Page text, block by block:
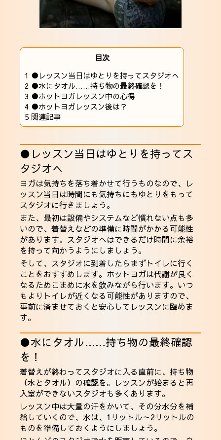
目次
1 ●レッスン当日はゆとりを持ってスタジオへ
2 ●水にタオル……持ち物の最終確認を！
3 ●ホットヨガレッスン中の心得
4 ●ホットヨガレッスン後は？
5 関連記事
●レッスン当日はゆとりを持ってス
タジオへ
ヨガは気持ちを落ち着かせて行うものなので、レ
ッスン当日は時間にも気持ちにもゆとりをもって
スタジオに行きましょう。
また、最初は設備やシステムなど慣れない点も多
いので、着替えなどの準備に時間がかかる可能性
があります。スタジオへはできるだけ時間に余裕
を持って向かうようにしましょう。
そして、スタジオに到着したらまずトイレに行く
ことをおすすめします。ホットヨガは代謝が良く
なるためこまめに水を飲みながら行います。いつ
もよりトイレが近くなる可能性がありますので、
事前に済ませておくと安心してレッスンに臨めま
す。
●水にタオル……持ち物の最終確認
を！
着替えが終わってスタジオに入る直前に、持ち物
（水とタオル）の確認を。レッスンが始まると再
入室ができないスタジオも多くあります。
レッスン中は大量の汗をかいて、その分水分を補
給していくので、水は、1リットル～2リットルの
ものを準備しておくようにしましょう。